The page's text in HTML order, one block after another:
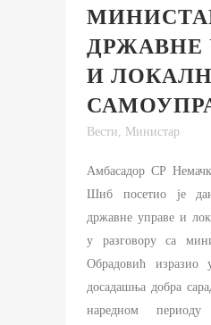
ДРЖАВНЕ
И
Вести Министар
Амбасадор СР
Шиб посетио је
државне управе и
у разговору са
Обрадовић изразио
досадашња добра
наредном